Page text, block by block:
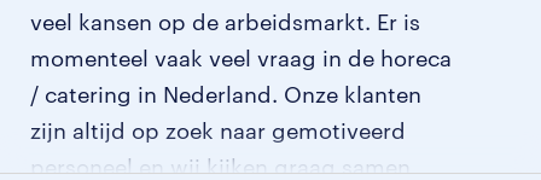
veel kansen op de arbeidsmarkt. Er is
momenteel vaak veel vraag in de horeca
/ catering in Nederland. Onze klanten
zijn altijd op zoek naar gemotiveerd
personeel en wij kijken graag samen